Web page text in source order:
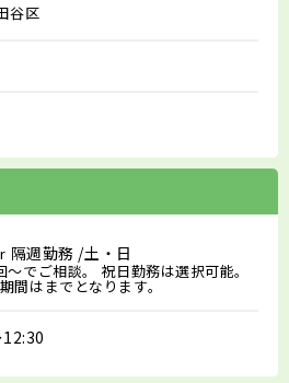
谷区
隔週勤務 /土・日
でご相談。 祝日勤務は選択可能。
間はまでとなります。